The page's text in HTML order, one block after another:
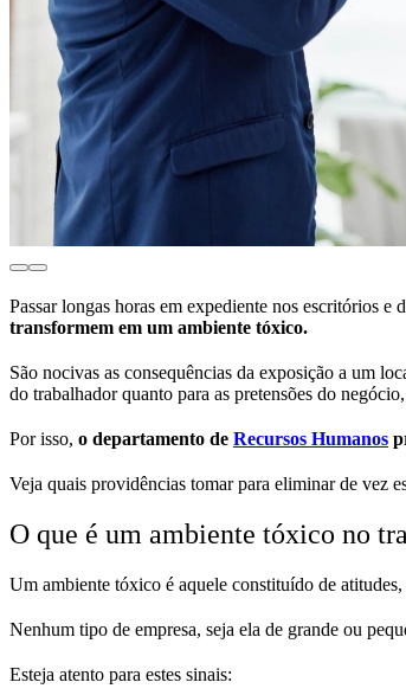
Passar longas horas em expediente nos escritórios
transformem em um ambiente tóxico.
São nocivas as consequências da exposição a um
do trabalhador quanto para as pretensões do
Por isso, o departamento de Recursos Humanos
Veja quais providências tomar para eliminar de vez
O que é um ambiente tóxico no
Um ambiente tóxico é aquele constituído de
Nenhum tipo de empresa, seja ela de grande ou
Esteja atento para estes sinais: